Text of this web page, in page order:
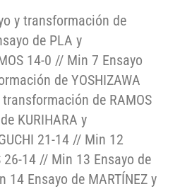
y transformación de
de PLA y
14-0 // Min 7 Ensayo
de YOSHIZAWA
de RAMOS
KURIHARA y
21-14 // Min 12
26-14 // Min 13 Ensayo de
14 Ensayo de MARTÍNEZ y